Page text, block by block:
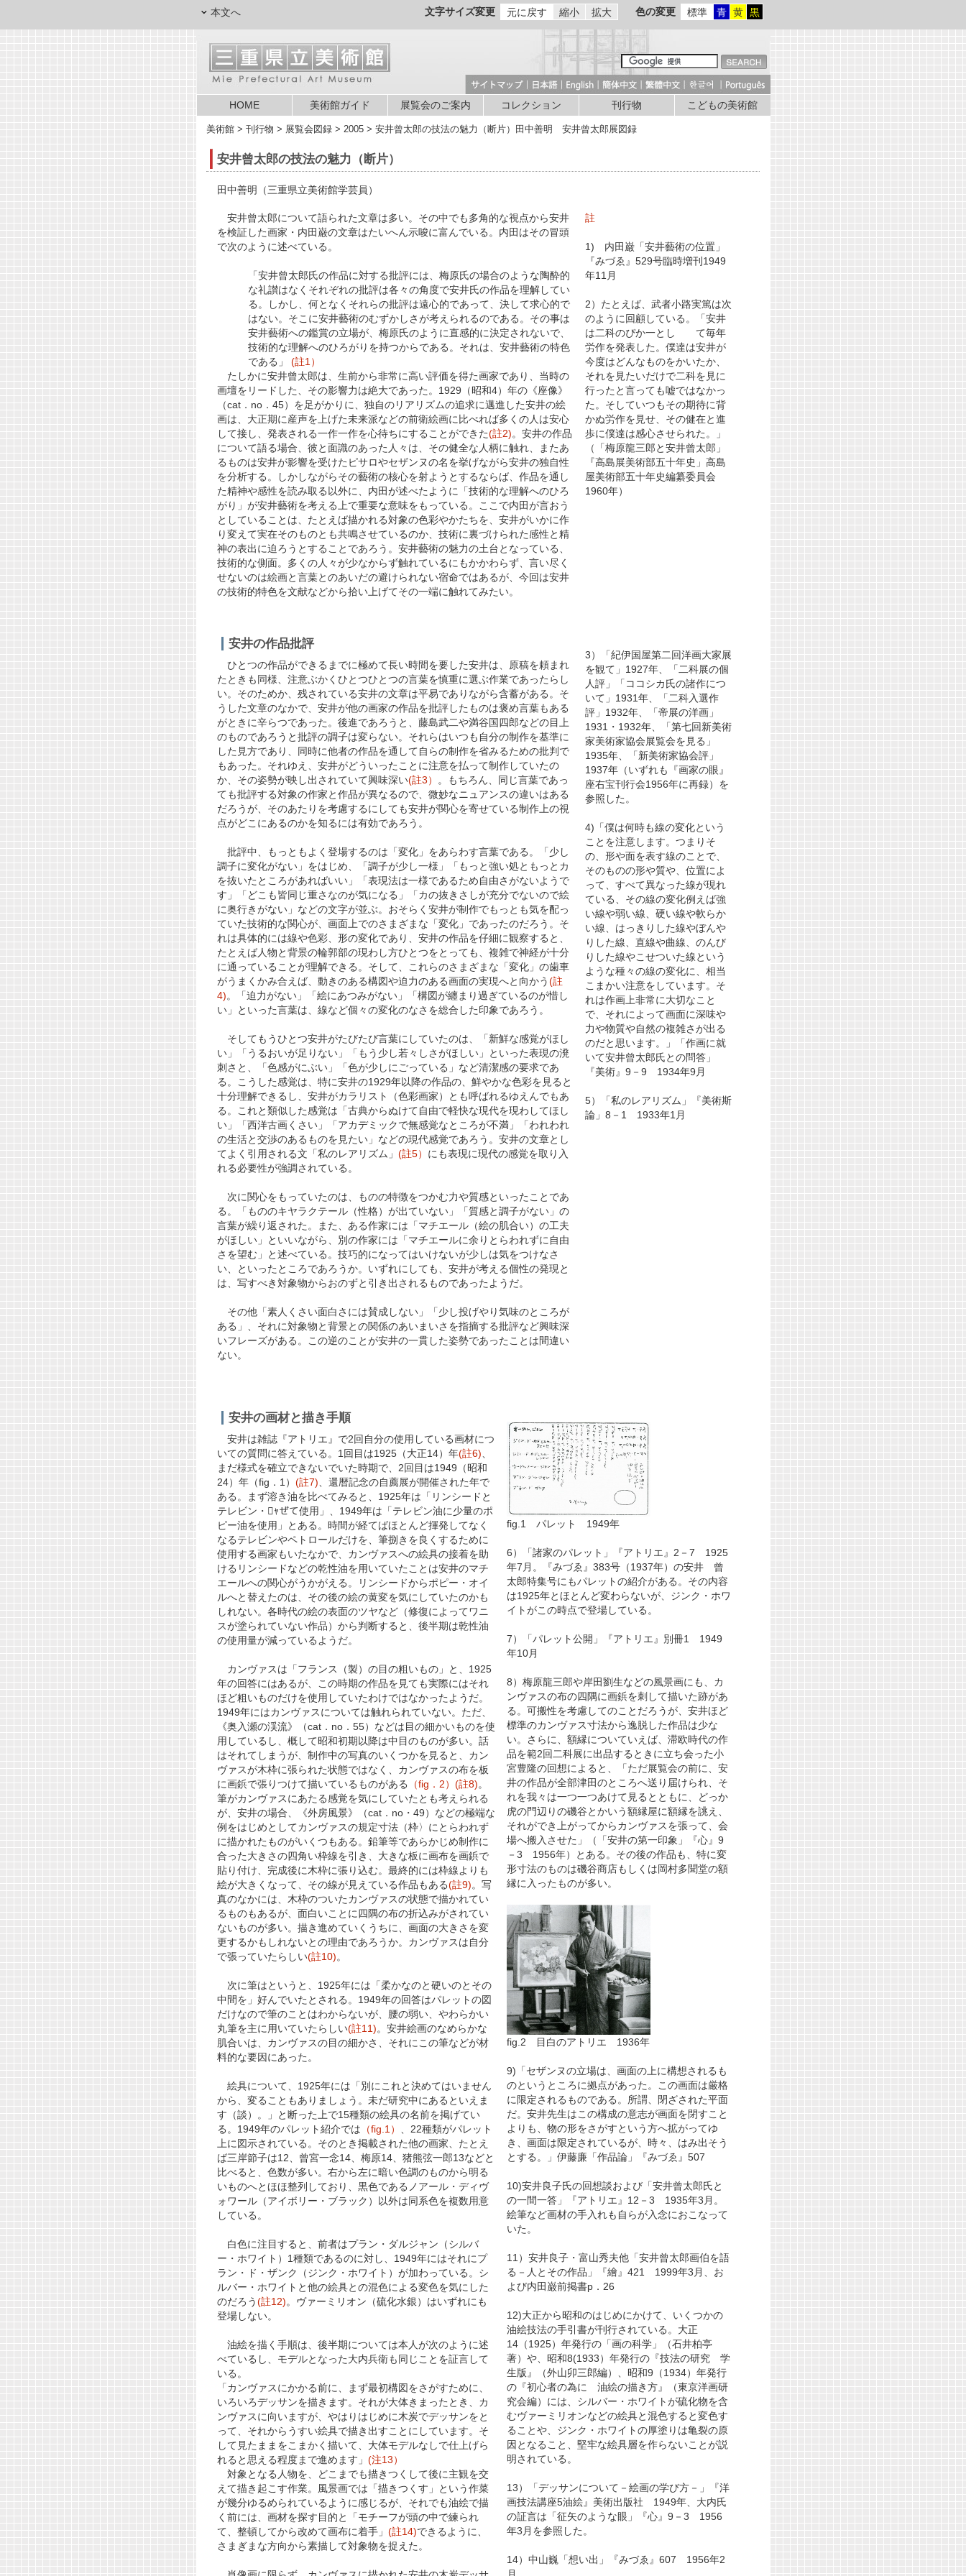
本文へ 文字サイズ変更 元に戻す 縮小 拡大 色の変更 標準 青 黄 黒
HOME 美術館ガイド 展覧会のご案内 コレクション 刊行物 こどもの美術館
美術館 > 刊行物 > 展覧会図録 > 2005 > 安井曾太郎の技法の魅力（断片）田中善明 安井曾太郎展図録
安井曾太郎の技法の魅力（断片）
田中善明（三重県立美術館学芸員）
安井曾太郎について語られた文章は多い。その中でも多角的な視点から安井
を検証した画家・内田巌の文章はたいへん示唆に富んでいる。内田はその冒頭
で次のように述べている。
「安井曾太郎氏の作品に対する批評には、梅原氏の場合のような陶酔的
な礼讃はなくそれぞれの批評は各々の角度で安井氏の作品を理解してい
る。しかし、何となくそれらの批評は遠心的であって、決して求心的で
はない。そこに安井藝術のむずかしさが考えられるのである。その事は
安井藝術への鑑賞の立場が、梅原氏のように直感的に決定されないで、
技術的な理解へのひろがりを持つからである。それは、安井藝術の特色
である」
(註1）
たしかに安井曾太郎は、生前から非常に高い評価を得た画家であり、当時の
画壇をリードした、その影響力は絶大であった。1929（昭和4）年の《座像》
（cat．no．45） を足がかりに、独自のリアリズムの追求に邁進した安井の絵
画は、大正期に産声を上げた未来派などの前衛絵画に比べれば多くの人は安心
して接し、発表される一作一作を心待ちにすることができた(註2)。安井の作品
について語る場合、彼と面識のあった人々は、その健全な人柄に触れ、またあ
るものは安井が影響を受けたピサロやセザンヌの名を挙げながら安井の独自性
を分析する。しかしながらその藝術の核心を射ようとするならば、作品を通し
た精神や感性を読み取る以外に、内田が述べたように「技術的な理解へのひろ
がり」が安井藝術を考える上で重要な意味をもっている。ここで内田が言おう
としていることは、たとえば描かれる対象の色彩やかたちを、安井がいかに作
り変えて実在そのものとも共鳴させているのか、技術に裏づけられた感性と精
神の表出に迫ろうとすることであろう。安井藝術の魅力の土台となっている、
技術的な側面。多くの人々が少なからず触れているにもかかわらず、言い尽く
せないのは絵画と言葉とのあいだの避けられない宿命ではあるが、今回は安井
の技術的特色を文献などから拾い上げてその一端に触れてみたい。
註
1) 内田巌「安井藝術の位置」
『みづゑ』529号臨時増刊1949
年11月
2）たとえば、武者小路実篤は次
のように回顧している。「安井
は二科のぴか一とし て毎年
労作を発表した。僕達は安井が
今度はどんなものをかいたか、
それを見たいだけで二科を見に
行ったと言っても嘘ではなかっ
た。そしていつもその期待に背
かぬ労作を見せ、その健在と進
歩に僕達は感心させられた。」
（「梅原龍三郎と安井曾太郎」
『高島展美術部五十年史」高島
屋美術部五十年史編纂委員会
1960年）
安井の作品批評
ひとつの作品ができるまでに極めて長い時間を要した安井は、原稿を頼まれ
たときも同様、注意ぶかくひとつひとつの言葉を慎重に選ぶ作業であったらし
い。そのためか、残されている安井の文章は平易でありながら含蓄がある。そ
うした文章のなかで、安井が他の画家の作品を批評したものは褒め言葉もある
がときに辛らつであった。後進であろうと、藤島武二や満谷国四郎などの目上
のものであろうと批評の調子は変らない。それらはいつも自分の制作を基準に
した見方であり、同時に他者の作品を通して自らの制作を省みるための批判で
もあった。それゆえ、安井がどういったことに注意を払って制作していたの
か、その姿勢が映し出されていて興味深い(註3） 。もちろん、同じ言葉であっ
ても批評する対象の作家と作品が異なるので、微妙なニュアンスの違いはある
だろうが、そのあたりを考慮するにしても安井が関心を寄せている制作上の視
点がどこにあるのかを知るには有効であろう。
批評中、もっともよく登場するのは「変化」をあらわす言葉である。「少し
調子に変化がない」をはじめ、「調子が少し一様」「もっと強い処ともっとカ
を抜いたところがあればいい」「表現法は一様であるため自由さがないようで
す」「どこも皆同じ重さなのが気になる」「カの抜きさしが充分でないので絵
に奥行きがない」などの文字が並ぶ。おそらく安井が制作でもっとも気を配っ
ていた技術的な関心が、画面上でのさまざまな「変化」であったのだろう。そ
れは具体的には線や色彩、形の変化であり、安井の作品を仔細に観察すると、
たとえば人物と背景の輪郭部の現わし方ひとつをとっても、複雑で神経が十分
に通っていることが理解できる。そして、これらのさまざまな「変化」の歯車
がうまくかみ合えば、動きのある構図や迫力のある画面の実現へと向かう(註
4)。「迫力がない」「絵にあつみがない」「構図が纏まり過ぎているのが惜し
い」といった言葉は、線など個々の変化のなさを総合した印象であろう。
そしてもうひとつ安井がたびたび言葉にしていたのは、「新鮮な感覚がほし
い」「うるおいが足りない」「もう少し若々しさがほしい」といった表現の溌
刺さと、「色感がにぶい」「色が少しにごっている」など清潔感の要求であ
る。こうした感覚は、特に安井の1929年以降の作品の、鮮やかな色彩を見ると
十分理解できるし、安井がカラリスト（色彩画家）とも呼ばれるゆえんでもあ
る。これと類似した感覚は「古典からぬけて自由で軽快な現代を現わしてほし
い」「西洋古画くさい」「アカデミックで無感覚なところが不満」「われわれ
の生活と交渉のあるものを見たい」などの現代感覚であろう。安井の文章とし
てよく引用される文「私のレアリズム」 (註5） にも表現に現代の感覚を取り入
れる必要性が強調されている。
次に関心をもっていたのは、ものの特徴をつかむ力や質感といったことであ
る。「もののキヤラクテール（性格）が出ていない」「質感と調子がない」の
言葉が繰り返された。また、ある作家には「マチエール（絵の肌合い）の工夫
がほしい」といいながら、別の作家には「マチエールに余りとらわれずに自由
さを望む」と述べている。技巧的になってはいけないが少しは気をつけなさ
い、といったところであろうか。いずれにしても、安井が考える個性の発現と
は、写すべき対象物からおのずと引き出されるものであったようだ。
その他「素人くさい面白さには賛成しない」「少し投げやり気味のところが
ある」、それに対象物と背景との関係のあいまいさを指摘する批評など興味深
いフレーズがある。この逆のことが安井の一貫した姿勢であったことは間違い
ない。
3）「紀伊国屋第二回洋画大家展
を観て」1927年、「二科展の個
人評」「ココシカ氏の諸作につ
いて」1931年、「二科入選作
評」1932年、「帝展の洋画」
1931・1932年、「第七回新美術
家美術家協会展覧会を見る」
1935年、「新美術家協会評」
1937年（いずれも『画家の眼』
座右宝刊行会1956年に再録）を
参照した。
4)「僕は何時も線の変化という
ことを注意します。つまりそ
の、形や面を表す線のことで、
そのものの形や質や、位置によ
って、すべて異なった線が現れ
ている、その線の変化例えば強
い線や弱い線、硬い線や軟らか
い線、はっきりした線やぼんや
りした線、直線や曲線、のんび
りした線やこせついた線という
ような種々の線の変化に、相当
こまかい注意をしています。そ
れは作画上非常に大切なこと
で、それによって画面に深味や
力や物質や自然の複雑さが出る
のだと思います。」「作画に就
いて安井曾太郎氏との問答」
『美術』9－9 1934年9月
5）「私のレアリズム」『美術斯
論」8－1 1933年1月
安井の画材と描き手順
安井は雑誌『アトリエ』で2回自分の使用している画材につ
いての質問に答えている。1回目は1925（大正14）年(註6)
まだ様式を確立できないでいた時期で、2回目は1949（昭和
24）年 （fig．1） (註7) 、還暦記念の自薦展が開催された年で
ある。まず溶き油を比べてみると、1925年は「リンシードと
テレビン・ｬぜて使用」、1949年は「テレビン油に少量のポ
ピー油を使用」とある。時間が経てばほとんど揮発してなく
なるテレビンやペトロールだけを、筆捌きを良くするために
使用する画家もいたなかで、カンヴァスへの絵具の接着を助
けるリンシードなどの乾性油を用いていたことは安井のマチ
エールへの関心がうかがえる。リンシードからポピー・オイ
ルへと替えたのは、その後の絵の黄変を気にしていたのかも
しれない。各時代の絵の表面のツヤなど（修復によってワニ
スが塗られていない作品）から判断すると、後半期は乾性油
の使用量が減っているようだ。
カンヴァスは「フランス（製）の目の粗いもの」と、1925
年の回答にはあるが、この時期の作品を見ても実際にはそれ
ほど粗いものだけを使用していたわけではなかったようだ。
1949年にはカンヴァスについては触れられていない。ただ、
《奥入瀬の渓流》
（cat．no．55） などは目の細かいものを使
用しているし、概して昭和初期以降は中目のものが多い。話
はそれてしまうが、制作中の写真のいくつかを見ると、カン
ヴァスが木枠に張られた状態ではなく、カンヴァスの布を板
に画鋲で張りつけて描いているものがある
（fig．2） (註8)。
筆がカンヴァスにあたる感覚を気にしていたとも考えられる
が、安井の場合、《外房風景》
（cat．no・49） などの極端な
例をはじめとしてカンヴァスの規定寸法（枠〉にとらわれず
に描かれたものがいくつもある。鉛筆等であらかじめ制作に
合った大きさの四角い枠線を引き、大きな板に画布を画鋲で
貼り付け、完成後に木枠に張り込む。最終的には枠線よりも
絵が大きくなって、その線が見えている作品もある(註9)。写
真のなかには、木枠のついたカンヴァスの状態で描かれてい
るものもあるが、面白いことに四隅の布の折込みがされてい
ないものが多い。描き進めていくうちに、画面の大きさを変
更するかもしれないとの理由であろうか。カンヴァスは自分
で張っていたらしい(註10)。
次に筆はというと、1925年には「柔かなのと硬いのとその
中間を」好んでいたとされる。1949年の回答はパレットの図
だけなので筆のことはわからないが、腰の弱い、やわらかい
丸筆を主に用いていたらしい(註11)。安井絵画のなめらかな
肌合いは、カンヴァスの目の細かさ、それにこの筆などが材
料的な要因にあった。
絵具について、1925年には「別にこれと決めてはいません
から、変ることもありましょう。未だ研究中にあるといえま
す（談）。」と断った上で15種類の絵具の名前を掲げてい
る。1949年のパレット紹介では （fig.1）
、22種類がパレット
上に図示されている。そのとき掲載された他の画家、たとえ
ば三岸節子は12、曾宮一念14、梅原14、猪熊弦一郎13などと
比べると、色数が多い。右から左に暗い色調のものから明る
いものへとほほ整列しており、黒色であるノアール・ディヴ
ォワール（アイボリー・ブラック）以外は同系色を複数用意
している。
白色に注目すると、前者はプラン・ダルジャン（シルバ
ー・ホワイト）1種類であるのに対し、1949年にはそれにプ
ラン・ド・ザンク（ジンク・ホワイト）が加わっている。シ
ルバー・ホワイトと他の絵具との混色による変色を気にした
のだろう(註12)。ヴァーミリオン（硫化水銀）はいずれにも
登場しない。
油絵を描く手順は、後半期については本人が次のように述
べているし、モデルとなった大内兵衛も同じことを証言して
いる。
「カンヴァスにかかる前に、まず最初構図をさがすために、
いろいろデッサンを描きます。それが大体きまったとき、カ
ンヴァスに向いますが、やはりはじめに木炭でデッサンをと
って、それからうすい絵具で描き出すことにしています。そ
して見たままをこまかく描いて、大体モデルなしで仕上げら
れると思える程度まで進めます」 (注13）
対象となる人物を、どこまでも描きつくして後に主観を交
えて描き起こす作業。風景画では「描きつくす」という作菜
が幾分ゆるめられているように感じるが、それでも油絵で描
く前には、画材を探す目的と「モチーフが頭の中で練られ
て、整頓してから改めて画布に着手」 (註14)できるように、
さまぎまな方向から素描して対象物を捉えた。
fig.1 パレット 1949年
6）「諸家のパレット」『アトリエ』2－7 1925
年7月。『みづゑ』383号（1937年）の安井 曾
太郎特集号にもパレットの紹介がある。その内容
は1925年とほとんど変わらないが、ジンク・ホワ
イトがこの時点で登場している。
7）「パレット公開」『アトリエ』別冊1 1949
年10月
8）梅原龍三郎や岸田劉生などの風景画にも、カ
ンヴァスの布の四隅に画鋲を刺して描いた跡があ
る。可搬性を考慮してのことだろうが、安井ほど
標準のカンヴァス寸法から逸脱した作品は少な
い。さらに、額縁についていえば、滞欧時代の作
品を範2回二科展に出品するときに立ち会った小
宮豊隆の回想によると、「ただ展覧会の前に、安
井の作品が全部津田のところへ送り届けられ、そ
れを我々は一つ一つあけて見るとともに、どっか
虎の門辺りの磯谷とかいう額縁屋に額縁を誂え、
それができ上がってからカンヴァスを張って、会
場へ搬入させた」（「安井の第一印象」『心』9
－3 1956年）とある。その後の作品も、特に変
形寸法のものは磯谷商店もしくは岡村多聞堂の額
縁に入ったものが多い。
fig.2 目白のアトリエ 1936年
9)「セザンヌの立場は、画面の上に構想されるも
のというところに拠点があった。この画面は厳格
に限定されるものである。所謂、閉ざされた平面
だ。安井先生はこの構成の意志が画面を閉すこと
よりも、物の形をさがすという方へ拡がってゆ
き、画面は限定されているが、時々、はみ出そう
とする。」伊藤廉「作品論」『みづゑ』507
10)安井良子氏の回想談および「安井曾太郎氏と
の一間一答」『アトリエ』12－3 1935年3月。
絵筆など画材の手入れも自らが入念におこなって
いた。
11）安井良子・富山秀夫他「安井曾太郎画伯を語
る－人とその作品」『繪』421 1999年3月、お
よび内田巌前掲書p．26
12)大正から昭和のはじめにかけて、いくつかの
油絵技法の手引書が刊行されている。大正
14（1925）年発行の「画の科学」（石井柏亭
著）や、昭和8(1933）年発行の『技法の研究 学
生版』（外山卯三郎編）、昭和9（1934）年発行
の『初心者の為に 油絵の描き方』（東京洋画研
究会編）には、シルバー・ホワイトが硫化物を含
むヴァーミリオンなどの絵具と混色すると変色す
ることや、ジンク・ホワイトの厚塗りは亀裂の原
因となること、堅牢な絵具層を作らないことが説
明されている。
13）「デッサンについて－絵画の学び方－」『洋
画技法講座5油絵』美術出版社 1949年、大内氏
の証言は「征矢のような眼」『心』9－3 1956
年3月を参照した。
14）中山巍「想い出」『みづゑ』607 1956年2
月